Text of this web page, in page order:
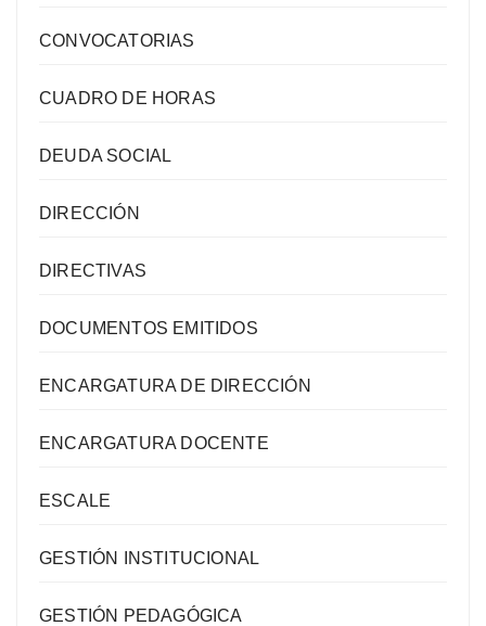
CONVOCATORIAS
CUADRO DE HORAS
DEUDA SOCIAL
DIRECCIÓN
DIRECTIVAS
DOCUMENTOS EMITIDOS
ENCARGATURA DE DIRECCIÓN
ENCARGATURA DOCENTE
ESCALE
GESTIÓN INSTITUCIONAL
GESTIÓN PEDAGÓGICA